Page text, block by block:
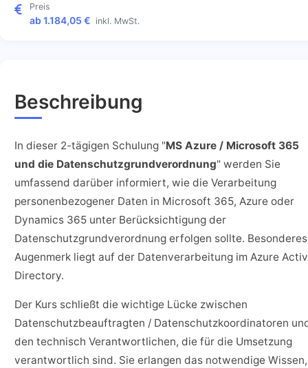
Preis
ab 1.184,05 € inkl. MwSt.
Beschreibung
In dieser 2-tägigen Schulung "MS Azure / Microsoft 365
und die Datenschutzgrundverordnung" werden Sie
umfassend darüber informiert, wie die Verarbeitung
personenbezogener Daten in Microsoft 365, Azure oder
Dynamics 365 unter Berücksichtigung der
Datenschutzgrundverordnung erfolgen sollte. Besonderes
Augenmerk liegt auf der Datenverarbeitung im Azure
Directory.
Der Kurs schließt die wichtige Lücke zwischen
Datenschutzbeauftragten / Datenschutzkoordinatoren
den technisch Verantwortlichen, die für die Umsetzung
verantwortlich sind. Sie erlangen das notwendige Wissen,